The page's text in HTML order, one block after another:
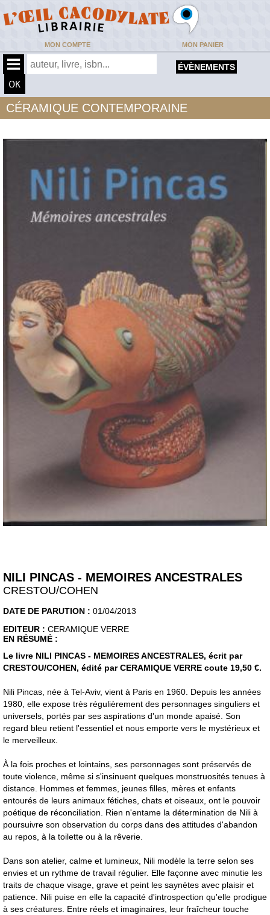
MON COMPTE MON PANIER
ÉVÈNEMENTS
CÉRAMIQUE CONTEMPORAINE
NILI PINCAS - MEMOIRES ANCESTRALES
CRESTOU/COHEN
DATE DE PARUTION : 01/04/2013
EDITEUR : CERAMIQUE VERRE
EN RÉSUMÉ :
Le livre NILI PINCAS - MEMOIRES ANCESTRALES, écrit par
CRESTOU/COHEN, édité par CERAMIQUE VERRE coute 19,50 €.
Nili Pincas, née à Tel-Aviv, vient à Paris en 1960. Depuis les années
1980, elle expose très régulièrement des personnages singuliers et
universels, portés par ses aspirations d'un monde apaisé. Son
regard bleu retient l'essentiel et nous emporte vers le mystérieux et
le merveilleux.
À la fois proches et lointains, ses personnages sont préservés de
toute violence, même si s'insinuent quelques monstruosités tenues à
distance. Hommes et femmes, jeunes filles, mères et enfants
entourés de leurs animaux fétiches, chats et oiseaux, ont le pouvoir
poétique de réconciliation. Rien n'entame la détermination de Nili à
poursuivre son observation du corps dans des attitudes d'abandon
au repos, à la toilette ou à la rêverie.
Dans son atelier, calme et lumineux, Nili modèle la terre selon ses
envies et un rythme de travail régulier. Elle façonne avec minutie les
traits de chaque visage, grave et peint les saynètes avec plaisir et
patience. Nili puise en elle la capacité d'introspection qu'elle prodigue
à ses créatures. Entre réels et imaginaires, leur fraîcheur touche